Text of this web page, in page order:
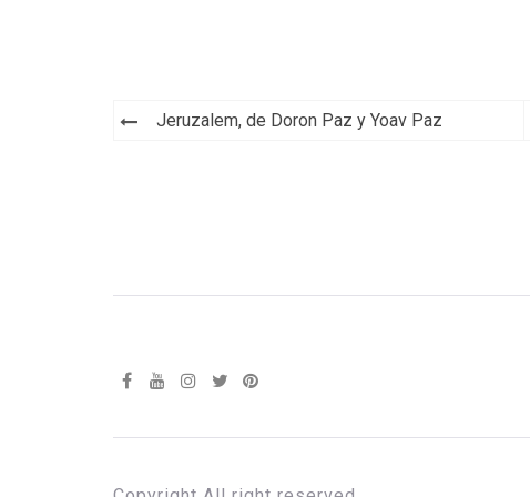
Navegación
Jeruzalem, de Doron Paz y Yoav Paz